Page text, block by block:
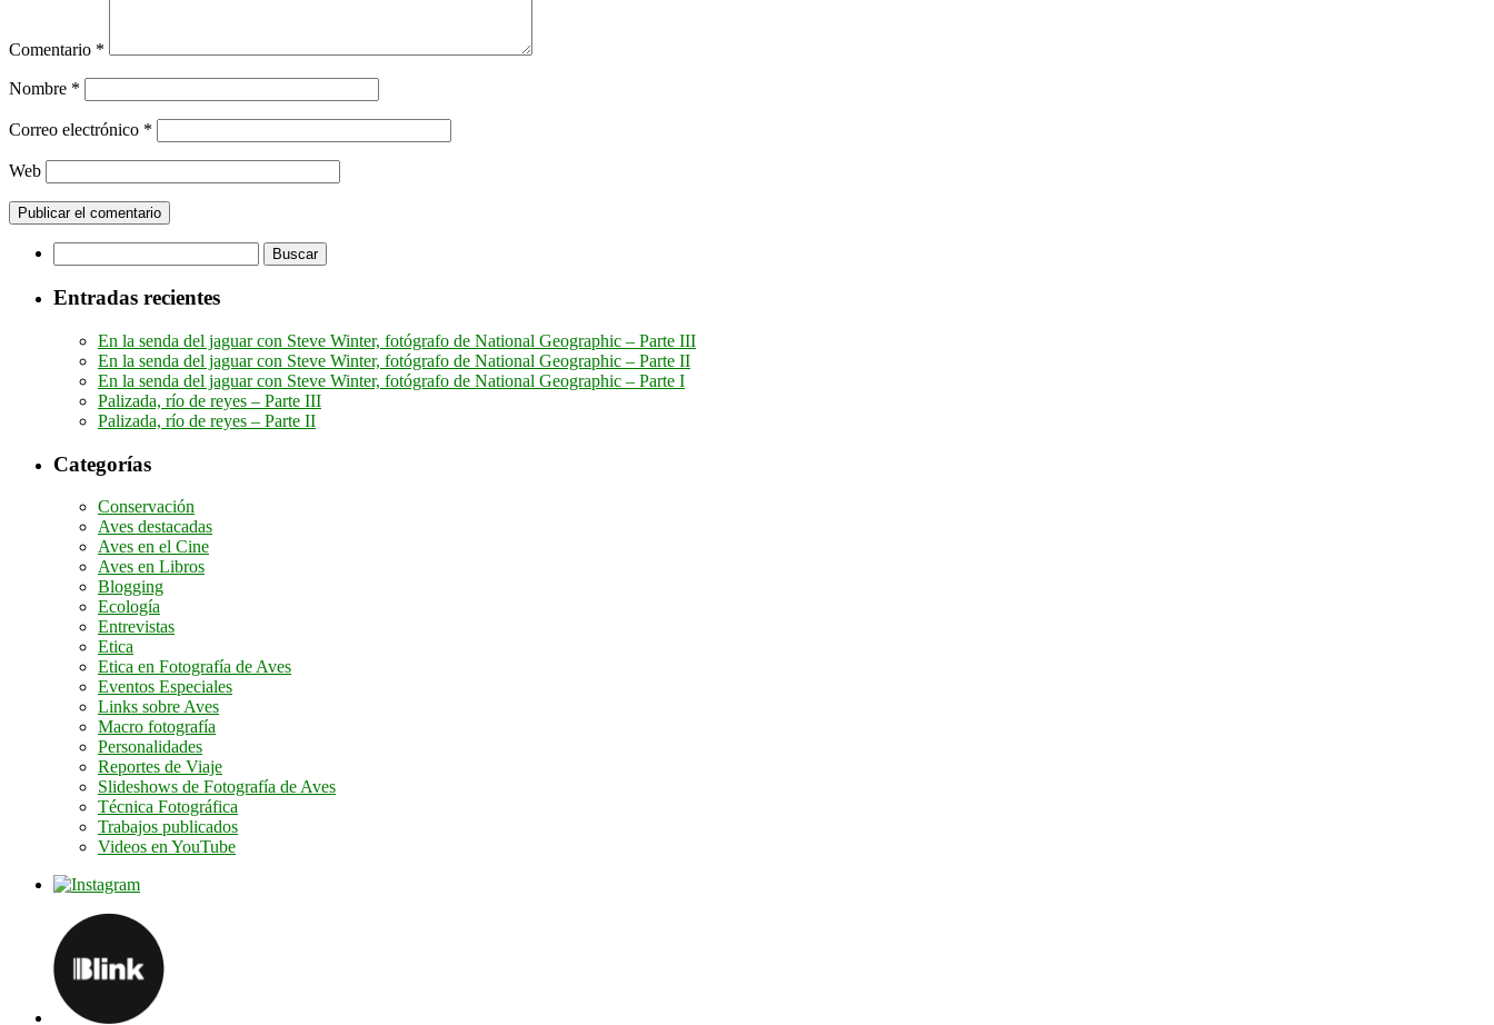
Comentario *
Nombre *
Correo electrónico *
Web
Entradas recientes
En la senda del jaguar con Steve Winter, fotógrafo de National Geographic – Parte III
En la senda del jaguar con Steve Winter, fotógrafo de National Geographic – Parte II
En la senda del jaguar con Steve Winter, fotógrafo de National Geographic – Parte I
Palizada, río de reyes – Parte III
Palizada, río de reyes – Parte II
Categorías
Conservación
Aves destacadas
Aves en el Cine
Aves en Libros
Blogging
Ecología
Entrevistas
Etica
Etica en Fotografía de Aves
Eventos Especiales
Links sobre Aves
Macro fotografía
Personalidades
Reportes de Viaje
Slideshows de Fotografía de Aves
Técnica Fotográfica
Trabajos publicados
Videos en YouTube